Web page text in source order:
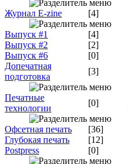
Журнал E-zine [4]
Выпуск #1
[4]
Выпуск #2
[2]
Выпуск #6
[0]
Допечатная
подготовка
[3]
Печатные
технологии
[0]
Офсетная печать
[36]
Глубокая печать
[12]
Postpress
[0]